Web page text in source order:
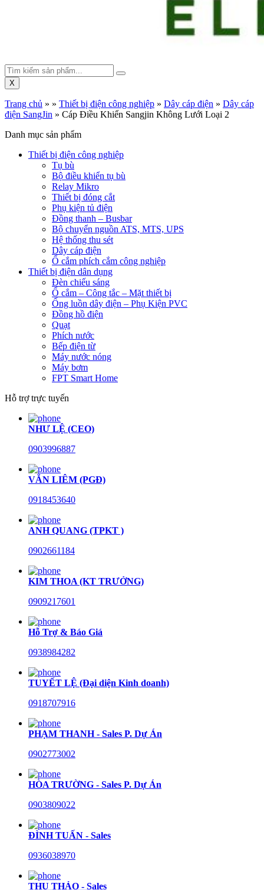
X
Trang chủ » » Thiết bị điện công nghiệp » Dây cáp điện » Dây cáp
điện SangJin » Cáp Điều Khiển Sangjin Không Lưới Loại 2
Danh mục sản phẩm
Thiết bị điện công nghiệp
Tụ bù
Bộ điều khiển tụ bù
Relay Mikro
Thiết bị đóng cắt
Phụ kiện tủ điện
Đồng thanh – Busbar
Bộ chuyển nguồn ATS, MTS, UPS
Hệ thống thu sét
Dây cáp điện
Ổ cắm phích cắm công nghiệp
Thiết bị điện dân dụng
Đèn chiếu sáng
Ổ cắm – Công tắc – Mặt thiết bị
Ống luồn dây điện – Phụ Kiện PVC
Đồng hồ điện
Quạt
Phích nước
Bếp điện từ
Máy nước nóng
Máy bơm
FPT Smart Home
Hỗ trợ trực tuyến
NHƯ LỆ (CEO)
0903996887
VĂN LIÊM (PGĐ)
0918453640
ANH QUANG (TPKT )
0902661184
KIM THOA (KT TRƯỞNG)
0909217601
Hỗ Trợ & Báo Giá
0938984282
TUYẾT LỆ (Đại diện Kinh doanh)
0918707916
PHẠM THANH - Sales P. Dự Án
0902773002
HÒA TRƯỜNG - Sales P. Dự Án
0903809022
ĐÌNH TUẤN - Sales
0936038970
THU THẢO - Sales